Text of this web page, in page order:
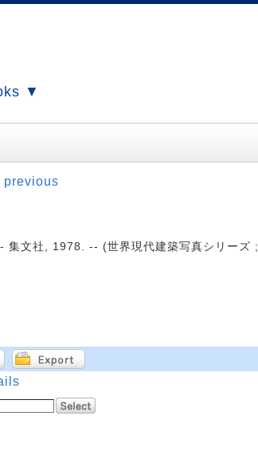
▼
previous
文社, 1978. -- (世界現代建築写真シリーズ ;